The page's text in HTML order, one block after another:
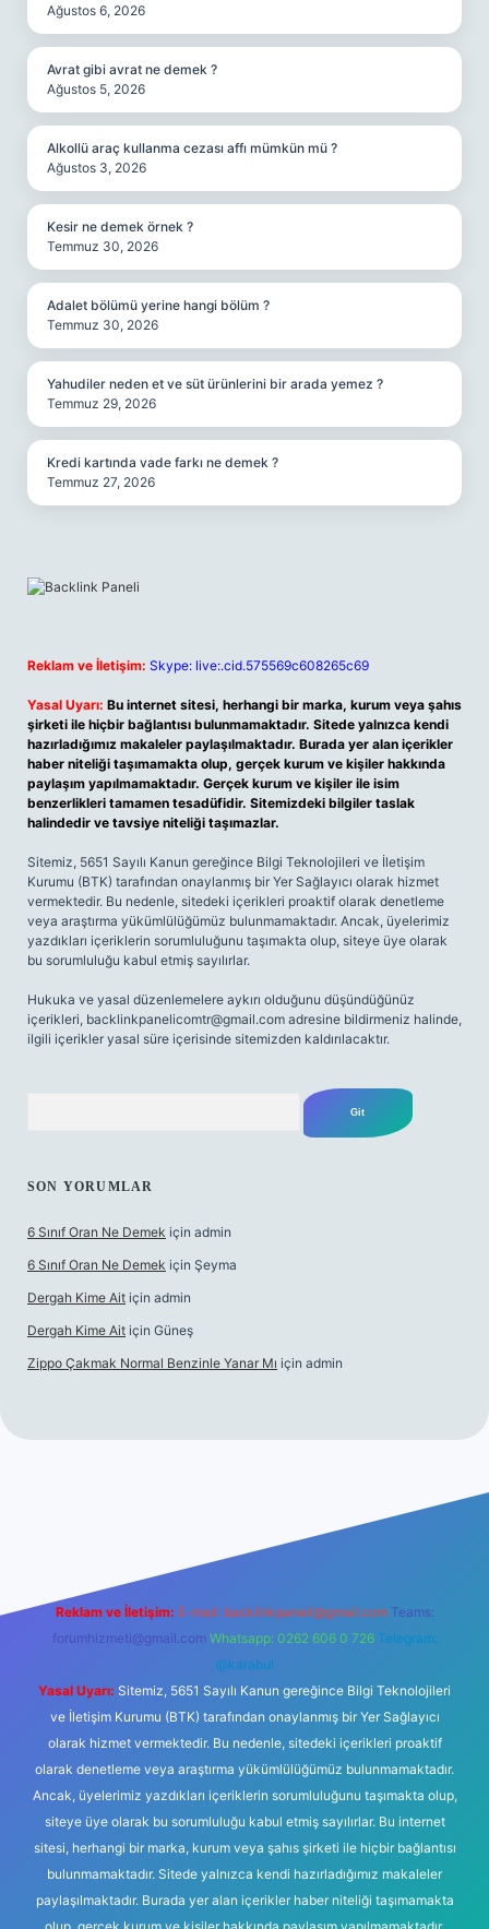
Ağustos 6, 2026
Avrat gibi avrat ne demek ?
Ağustos 5, 2026
Alkollü araç kullanma cezası affı mümkün mü ?
Ağustos 3, 2026
Kesir ne demek örnek ?
Temmuz 30, 2026
Adalet bölümü yerine hangi bölüm ?
Temmuz 30, 2026
Yahudiler neden et ve süt ürünlerini bir arada yemez ?
Temmuz 29, 2026
Kredi kartında vade farkı ne demek ?
Temmuz 27, 2026
Reklam ve İletişim: Skype: live:.cid.575569c608265c69
Yasal Uyarı: Bu internet sitesi, herhangi bir marka, kurum veya şahıs
şirketi ile hiçbir bağlantısı bulunmamaktadır. Sitede yalnızca kendi
hazırladığımız makaleler paylaşılmaktadır. Burada yer alan içerikler
haber niteliği taşımamakta olup, gerçek kurum ve kişiler hakkında
paylaşım yapılmamaktadır. Gerçek kurum ve kişiler ile isim
benzerlikleri tamamen tesadüfidir. Sitemizdeki bilgiler taslak
halindedir ve tavsiye niteliği taşımazlar.
Sitemiz, 5651 Sayılı Kanun gereğince Bilgi Teknolojileri ve İletişim
Kurumu (BTK) tarafından onaylanmış bir Yer Sağlayıcı olarak hizmet
vermektedir. Bu nedenle, sitedeki içerikleri proaktif olarak denetleme
veya araştırma yükümlülüğümüz bulunmamaktadır. Ancak, üyelerimiz
yazdıkları içeriklerin sorumluluğunu taşımakta olup, siteye üye olarak
bu sorumluluğu kabul etmiş sayılırlar.
Hukuka ve yasal düzenlemelere aykırı olduğunu düşündüğünüz
içerikleri, backlinkpanelicomtr@gmail.com adresine bildirmeniz halinde,
ilgili içerikler yasal süre içerisinde sitemizden kaldırılacaktır.
SON YORUMLAR
6 Sınıf Oran Ne Demek için admin
6 Sınıf Oran Ne Demek için Şeyma
Dergah Kime Ait için admin
Dergah Kime Ait için Güneş
Zippo Çakmak Normal Benzinle Yanar Mı için admin
Reklam ve İletişim: E-mail: backlinkpaneli@gmail.com Teams:
forumhizmeti@gmail.com Whatsapp: 0262 606 0 726 Telegram:
@karabul
Yasal Uyarı: Sitemiz, 5651 Sayılı Kanun gereğince Bilgi Teknolojileri
ve İletişim Kurumu (BTK) tarafından onaylanmış bir Yer Sağlayıcı
olarak hizmet vermektedir. Bu nedenle, sitedeki içerikleri proaktif
olarak denetleme veya araştırma yükümlülüğümüz bulunmamaktadır.
Ancak, üyelerimiz yazdıkları içeriklerin sorumluluğunu taşımakta olup,
siteye üye olarak bu sorumluluğu kabul etmiş sayılırlar. Bu internet
sitesi, herhangi bir marka, kurum veya şahıs şirketi ile hiçbir bağlantısı
bulunmamaktadır. Sitede yalnızca kendi hazırladığımız makaleler
paylaşılmaktadır. Burada yer alan içerikler haber niteliği taşımamakta